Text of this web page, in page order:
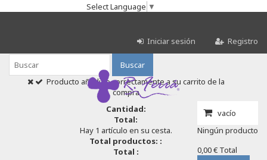
Select Language ▼
Iniciar sesión Registro
Buscar
vacío
Ningún producto
0,00 € Total
Producto añadido correctamente a su carrito de la
compra
Cantidad:
Total:
Hay 1 artículo en su cesta.
Total productos: :
Total :